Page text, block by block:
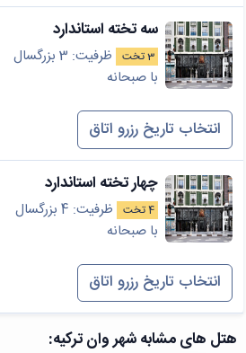
سه تخته استاندارد
3 تخت
ظرفیت: 3 بزرگسال
با صبحانه
انتخاب تاریخ رزرو اتاق
چهار تخته استاندارد
4 تخت
ظرفیت: 4 بزرگسال
با صبحانه
انتخاب تاریخ رزرو اتاق
هتل های مشابه شهر وان ترکیه: